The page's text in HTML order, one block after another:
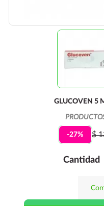
GLUCOVEN 5
-27% $
Cantidad